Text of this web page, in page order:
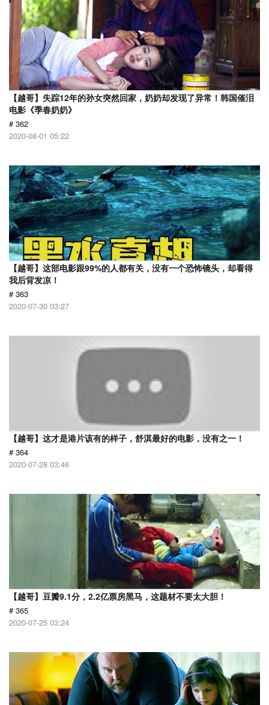
【越哥】失踪12年的孙女突然回家，奶奶却发现了异常！韩国催泪
电影《季春奶奶》
# 362
2020-08-01 05:22
【越哥】这部电影跟99%的人都有关，没有一个恐怖镜头，却看得
我后背发凉！
# 363
2020-07-30 03:27
【越哥】这才是港片该有的样子，舒淇最好的电影，没有之一！
# 364
2020-07-28 03:46
【越哥】豆瓣9.1分，2.2亿票房黑马，这题材不要太大胆！
# 365
2020-07-25 03:24